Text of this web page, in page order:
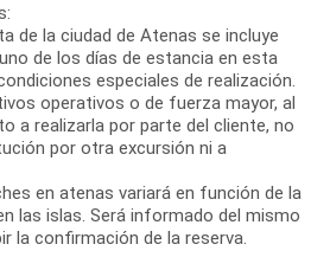
de la ciudad de Atenas se incluye
de los días de estancia en esta
especiales de realización.
operativos o de fuerza mayor, al
a realizarla por parte del cliente, no
por otra excursión ni a
en atenas variará en función de la
las islas. Será informado del mismo
la confirmación de la reserva.